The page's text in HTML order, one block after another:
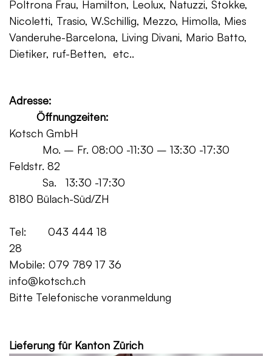
Poltrona Frau, Hamilton, Leolux, Natuzzi, Stokke,
Nicoletti, Trasio, W.Schillig, Mezzo, Himolla, Mies
Vanderuhe-Barcelona, Living Divani, Mario Batto,
Dietiker, ruf-Betten, etc..
Adresse:
Öffnungzeiten:
Kotsch GmbH
Mo. – Fr. 08:00 -11:30 – 13:30 -17:30
Feldstr. 82
Sa. 13:30 -17:30
8180 Bülach-Süd/ZH
Tel: 043 444 18
28
Mobile: 079 789 17 36
info@kotsch.ch
Bitte Telefonische voranmeldung
Lieferung für Kanton Zürich